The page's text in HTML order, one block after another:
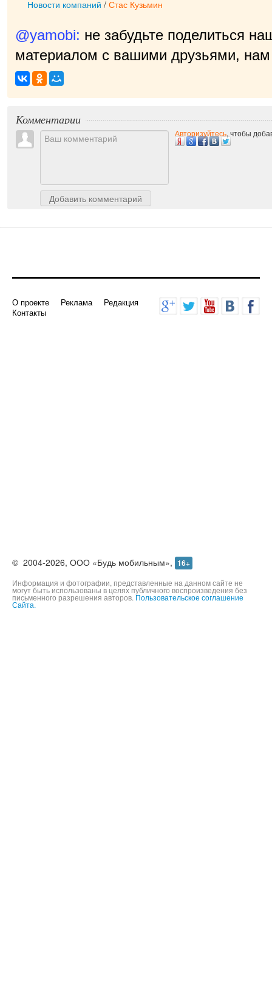
Новости компаний / Стас Кузьмин
@yamobi: не забудьте поделиться
материалом с вашими друзьями, нам
при|
Комментарии
©2004-2026,ООО «Будь мобильным», 16+
Информация и фотографии, представленные на данном сайте не
могут быть использованы в целях публичного воспроизведения без